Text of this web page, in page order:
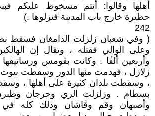
أهلها وقالوا‏:‏ أنتم مسخوط عليكم
حظيرة خارج باب المدينة فنزلوها ‏.‏)
242
( وفي شعبان زلزلت الدامغان فسقط
وعلى الوالي فقتله ، ويقال إن
وأربعين ألفًا ‏.‏ وكانت بقومس
زلازل ، فهدمت منها الدور وسقطت بيوت
، وسقطت بلدان كثيرة على أهلها ،
بسطام . وزلزلت الري وجرجان
وأصبهان وقم وقاشان وذلك كله